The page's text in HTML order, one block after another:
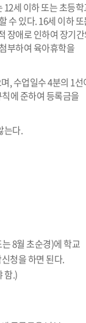
12세 이하 또는 초등
수 있다. 16세 이하
장애로 인하여 장기
부하여 육아휴학을
, 수업일수 4분의 1선
에 준하여 등록금을
는다.
8월 초순경)에 학교
청을 하면 된다.
함.)